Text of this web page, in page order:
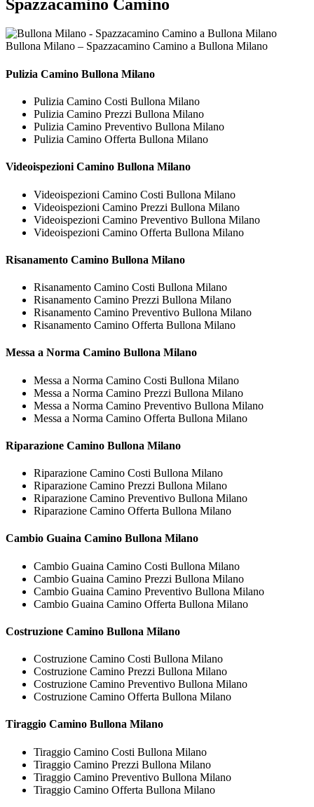
Spazzacamino Camino
Bullona Milano – Spazzacamino Camino a Bullona Milano
Pulizia Camino Bullona Milano
Pulizia Camino Costi Bullona Milano
Pulizia Camino Prezzi Bullona Milano
Pulizia Camino Preventivo Bullona Milano
Pulizia Camino Offerta Bullona Milano
Videoispezioni Camino Bullona Milano
Videoispezioni Camino Costi Bullona Milano
Videoispezioni Camino Prezzi Bullona Milano
Videoispezioni Camino Preventivo Bullona Milano
Videoispezioni Camino Offerta Bullona Milano
Risanamento Camino Bullona Milano
Risanamento Camino Costi Bullona Milano
Risanamento Camino Prezzi Bullona Milano
Risanamento Camino Preventivo Bullona Milano
Risanamento Camino Offerta Bullona Milano
Messa a Norma Camino Bullona Milano
Messa a Norma Camino Costi Bullona Milano
Messa a Norma Camino Prezzi Bullona Milano
Messa a Norma Camino Preventivo Bullona Milano
Messa a Norma Camino Offerta Bullona Milano
Riparazione Camino Bullona Milano
Riparazione Camino Costi Bullona Milano
Riparazione Camino Prezzi Bullona Milano
Riparazione Camino Preventivo Bullona Milano
Riparazione Camino Offerta Bullona Milano
Cambio Guaina Camino Bullona Milano
Cambio Guaina Camino Costi Bullona Milano
Cambio Guaina Camino Prezzi Bullona Milano
Cambio Guaina Camino Preventivo Bullona Milano
Cambio Guaina Camino Offerta Bullona Milano
Costruzione Camino Bullona Milano
Costruzione Camino Costi Bullona Milano
Costruzione Camino Prezzi Bullona Milano
Costruzione Camino Preventivo Bullona Milano
Costruzione Camino Offerta Bullona Milano
Tiraggio Camino Bullona Milano
Tiraggio Camino Costi Bullona Milano
Tiraggio Camino Prezzi Bullona Milano
Tiraggio Camino Preventivo Bullona Milano
Tiraggio Camino Offerta Bullona Milano